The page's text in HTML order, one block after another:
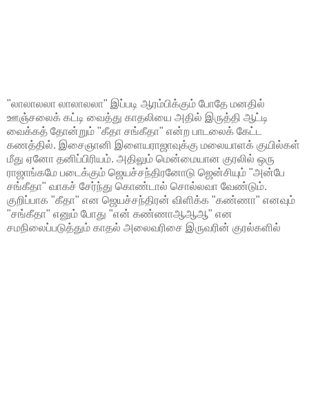
"லாலாலலா லாலாலலா" இப்படி ஆரம்பிக்கும் போதே மனதில்
ஊஞ்சலைக் கட்டி வைத்து காதலியை அதில் இருத்தி ஆட்டி
வைக்கத் தோன்றும் "கீதா சங்கீதா" என்ற பாடலைக் கேட்ட
கணத்தில். இசைஞானி இளையராஜாவுக்கு மலையாளக் குயில்கள்
மீது ஏனோ தனிப்பிரியம். அதிலும் மென்மையான குரலில் ஒரு
ராஜாங்கமே படைக்கும் ஜெயச்சந்திரனோடு ஜென்சியும் "அன்பே
சங்கீதா" வாகச் சேர்ந்து கொண்டால் சொல்லவா வேண்டும்.
குறிப்பாக "கீதா" என ஜெயச்சந்திரன் விளிக்க "கண்ணா" எனவும்
"சங்கீதா" எனும் போது "என் கண்ணாஆஆஆ" என
சமநிலைப்படுத்தும் காதல் அலைவரிசை இருவரின் குரல்களில்